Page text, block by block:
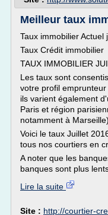
Meilleur taux
Taux immobilier Actuel
Taux Crédit immobilier
TAUX IMMOBILIER
Les taux sont
votre profil
ils varient également
Paris et région
notamment à Marseille)
Voici le taux Juillet
tous nos courtiers en
A noter que les
banques sont plus
Lire la suite
Site : http://courtier-